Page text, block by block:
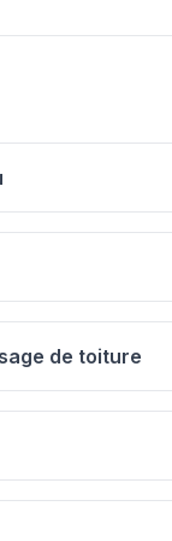
de toiture